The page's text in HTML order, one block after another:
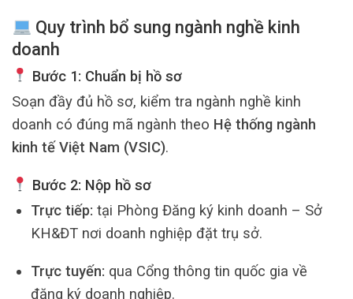
Quy trình bổ sung ngành nghề kinh
doanh
Bước 1: Chuẩn bị hồ sơ
Soạn đầy đủ hồ sơ, kiểm tra ngành nghề kinh
doanh có đúng mã ngành theo Hệ thống ngành
kinh tế Việt Nam (VSIC).
Bước 2: Nộp hồ sơ
Trực tiếp: tại Phòng Đăng ký kinh doanh – Sở
KH&ĐT nơi doanh nghiệp đặt trụ sở.
Trực tuyến: qua Cổng thông tin quốc gia về
đăng ký doanh nghiệp.